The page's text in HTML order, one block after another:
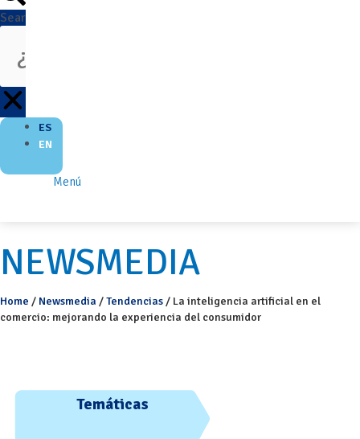
Search
ES
EN
Menú
NEWSMEDIA
Home / Newsmedia /Tendencias / La inteligencia artificial en el
comercio: mejorando la experiencia del consumidor
Temáticas